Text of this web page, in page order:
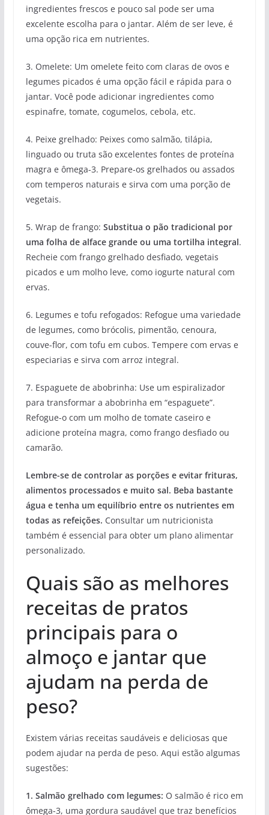
ingredientes frescos e pouco sal pode ser uma
excelente escolha para o jantar. Além de ser leve, é
uma opção rica em nutrientes.
3. Omelete: Um omelete feito com claras de ovos e
legumes picados é uma opção fácil e rápida para o
jantar. Você pode adicionar ingredientes como
espinafre, tomate, cogumelos, cebola, etc.
4. Peixe grelhado: Peixes como salmão, tilápia,
linguado ou truta são excelentes fontes de proteína
magra e ômega-3. Prepare-os grelhados ou assados
com temperos naturais e sirva com uma porção de
vegetais.
5. Wrap de frango: Substitua o pão tradicional por
uma folha de alface grande ou uma tortilha integral.
Recheie com frango grelhado desfiado, vegetais
picados e um molho leve, como iogurte natural com
ervas.
6. Legumes e tofu refogados: Refogue uma variedade
de legumes, como brócolis, pimentão, cenoura,
couve-flor, com tofu em cubos. Tempere com ervas e
especiarias e sirva com arroz integral.
7. Espaguete de abobrinha: Use um espiralizador
para transformar a abobrinha em “espaguete”.
Refogue-o com um molho de tomate caseiro e
adicione proteína magra, como frango desfiado ou
camarão.
Lembre-se de controlar as porções e evitar frituras,
alimentos processados e muito sal. Beba bastante
água e tenha um equilíbrio entre os nutrientes em
todas as refeições. Consultar um nutricionista
também é essencial para obter um plano alimentar
personalizado.
Quais são as melhores
receitas de pratos
principais para o
almoço e jantar que
ajudam na perda de
peso?
Existem várias receitas saudáveis e deliciosas que
podem ajudar na perda de peso. Aqui estão algumas
sugestões:
1. Salmão grelhado com legumes: O salmão é rico em
ômega-3, uma gordura saudável que traz benefícios